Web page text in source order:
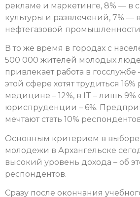
рекламе и маркетинге, 8% — в
культуры и развлечений, 7% —
нефтегазовой
В то же время в городах с
500 000 жителей молодых
привлекает работа в госслужбе
этой сфере хотят трудиться
медицине – 12%, в IT – лишь
юриспруденции – 6%.
мечтают стать 10%
Основным критерием в
молодежи в Архангельске
высокий уровень дохода – об
респондентов.
Сразу после окончания